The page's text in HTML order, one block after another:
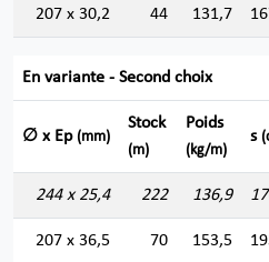
207 x 30,2 44 131,7
En variante - Second choix
∅ x Ep (mm)
Stock
(m)
Poids
(kg/m)
s
244 x 25,4 222 136,9
207 x 36,5 70 153,5